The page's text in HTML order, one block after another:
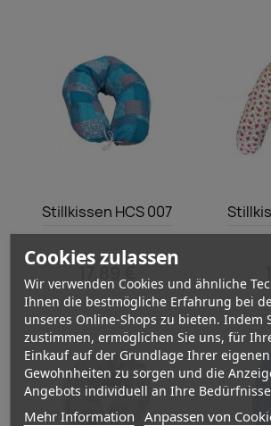
 Vorschau
Stillkissen HCS 007
17,89 €

Cookies zulassen
Wir verwenden Cookies und ähnliche
Ihnen die bestmögliche Erfahrung bei
unseres Online-Shops zu bieten. Indem
zustimmen, ermöglichen Sie uns, für
Einkauf auf der Grundlage Ihrer
Gewohnheiten zu sorgen und die
Angebots individuell an Ihre
Mehr Information Anpassen von